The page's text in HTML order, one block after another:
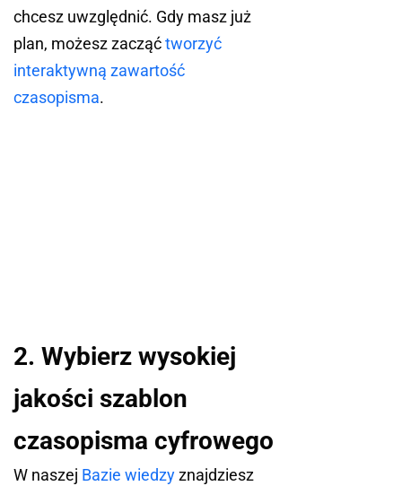
chcesz uwzględnić. Gdy masz już
plan, możesz zacząćtworzyć
interaktywną zawartość
czasopisma.
2. Wybierz wysokiej
jakości szablon
czasopisma cyfrowego
W naszej Bazie wiedzyznajdziesz